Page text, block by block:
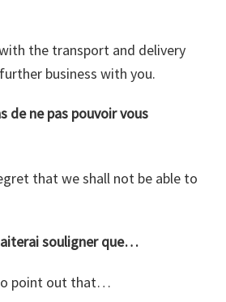
the transport and delivery
business with you.
de ne pas pouvoir vous
that we shall not be able to
souligner que…
point out that…